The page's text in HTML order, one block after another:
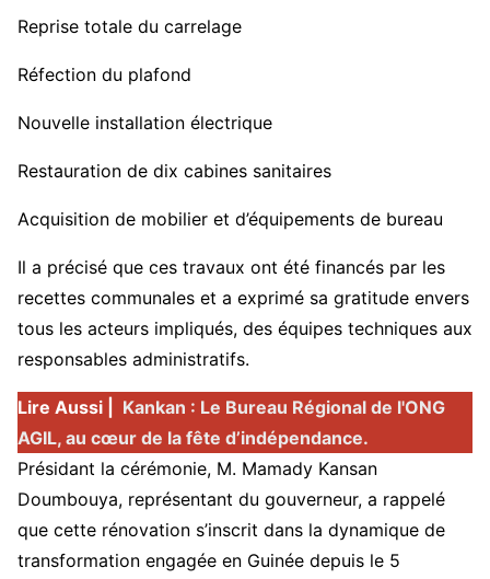
Reprise totale du carrelage
Réfection du plafond
Nouvelle installation électrique
Restauration de dix cabines sanitaires
Acquisition de mobilier et d’équipements de bureau
Il a précisé que ces travaux ont été financés par les
recettes communales et a exprimé sa gratitude envers
tous les acteurs impliqués, des équipes techniques aux
responsables administratifs.
Lire Aussi |
Kankan : Le Bureau Régional de l'ONG
AGIL, au cœur de la fête d’indépendance.
Présidant la cérémonie, M. Mamady Kansan
Doumbouya, représentant du gouverneur, a rappelé
que cette rénovation s’inscrit dans la dynamique de
transformation engagée en Guinée depuis le 5